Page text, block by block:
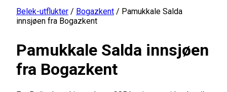
Belek-utflukter / Bogazkent / Pamukkale Salda
innsjøen fra Bogazkent
Pamukkale Salda innsjøen
fra Bogazkent